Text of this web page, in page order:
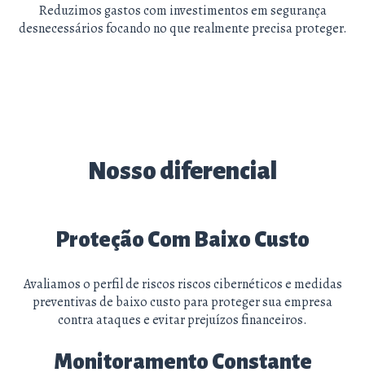
Reduzimos gastos com investimentos em segurança
desnecessários focando no que realmente precisa proteger.
Nosso diferencial
Proteção Com Baixo Custo
Avaliamos o perfil de riscos riscos cibernéticos e medidas
preventivas de baixo custo para proteger sua empresa
contra ataques e evitar prejuízos financeiros.
Monitoramento Constante